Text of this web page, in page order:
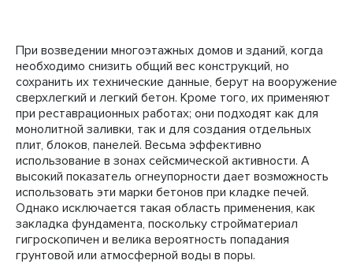
При возведении многоэтажных домов и зданий, когда
необходимо снизить общий вес конструкций, но
сохранить их технические данные, берут на вооружение
сверхлегкий и легкий бетон. Кроме того, их применяют
при реставрационных работах; они подходят как для
монолитной заливки, так и для создания отдельных
плит, блоков, панелей. Весьма эффективно
использование в зонах сейсмической активности. А
высокий показатель огнеупорности дает возможность
использовать эти марки бетонов при кладке печей.
Однако исключается такая область применения, как
закладка фундамента, поскольку стройматериал
гигроскопичен и велика вероятность попадания
грунтовой или атмосферной воды в поры.